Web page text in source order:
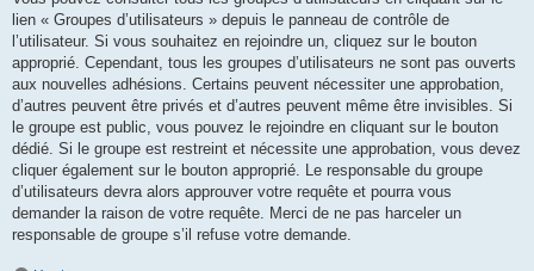
lien « Groupes d’utilisateurs » depuis le panneau de contrôle de
l’utilisateur. Si vous souhaitez en rejoindre un, cliquez sur le bouton
approprié. Cependant, tous les groupes d’utilisateurs ne sont pas ouverts
aux nouvelles adhésions. Certains peuvent nécessiter une approbation,
d’autres peuvent être privés et d’autres peuvent même être invisibles. Si
le groupe est public, vous pouvez le rejoindre en cliquant sur le bouton
dédié. Si le groupe est restreint et nécessite une approbation, vous devez
cliquer également sur le bouton approprié. Le responsable du groupe
d’utilisateurs devra alors approuver votre requête et pourra vous
demander la raison de votre requête. Merci de ne pas harceler un
responsable de groupe s’il refuse votre demande.